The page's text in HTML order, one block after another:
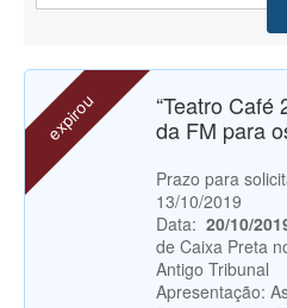
expirou
“Teatro Café
da FM para
Prazo para
13/10/2019
Data: 20/10/
de Caixa Preta
Antigo Tribunal
Apresentação: